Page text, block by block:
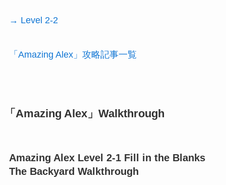
→ Level 2-2
「Amazing Alex」攻略記事一覧
「Amazing Alex」Walkthrough
Amazing Alex Level 2-1 Fill in the Blanks
The Backyard Walkthrough